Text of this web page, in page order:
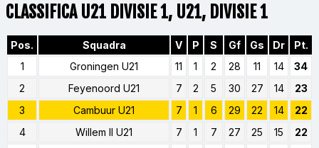
CLASSIFICA U21 DIVISIE 1, U21, DIVISIE 1
Pos. Squadra V P S Gf Gs Dr
Pt.
1
Groningen U21 11 1 2 28 11 14
34
2
Feyenoord U21 7 2 5 30 27 14
23
3
Cambuur U21 7 1 6 29 22 14
22
4
Willem II U21 7 1 7 27 25 15 22